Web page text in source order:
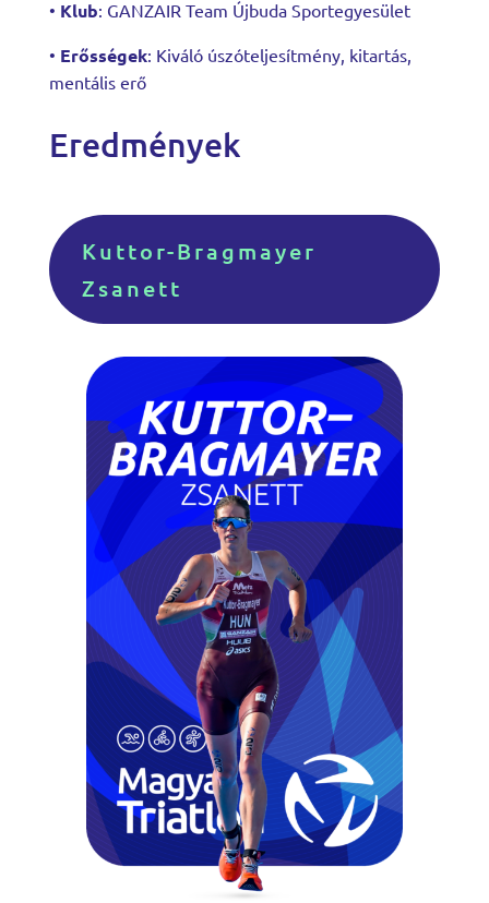
• Klub: GANZAIR Team Újbuda Sportegyesület
• Erősségek: Kiváló úszóteljesítmény, kitartás,
mentális erő
Eredmények
Kuttor-Bragmayer
Zsanett